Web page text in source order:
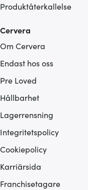
Produktåterkallelse
Cervera
Om Cervera
Endast hos oss
Pre Loved
Hållbarhet
Lagerrensning
Integritetspolicy
Cookiepolicy
Karriärsida
Franchisetagare